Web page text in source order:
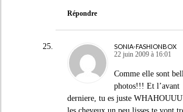
Répondre
SONIA-FASHIONBOX
22 juin 2009 à 16:01
Comme elle sont
photos!!! Et l’avant
derniere, tu es juste